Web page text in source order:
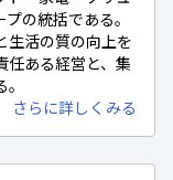
の統括である。
生活の質の向上を
任ある経営と、集
さらに詳しくみる